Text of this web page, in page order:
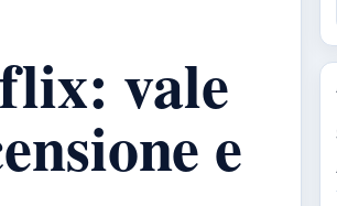
vale
e